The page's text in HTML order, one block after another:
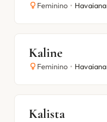
Feminino • Havaiana
Kaline
Feminino • Havaiana
Kalista